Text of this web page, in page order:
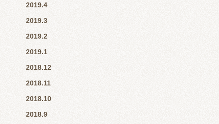
2019.4
2019.3
2019.2
2019.1
2018.12
2018.11
2018.10
2018.9